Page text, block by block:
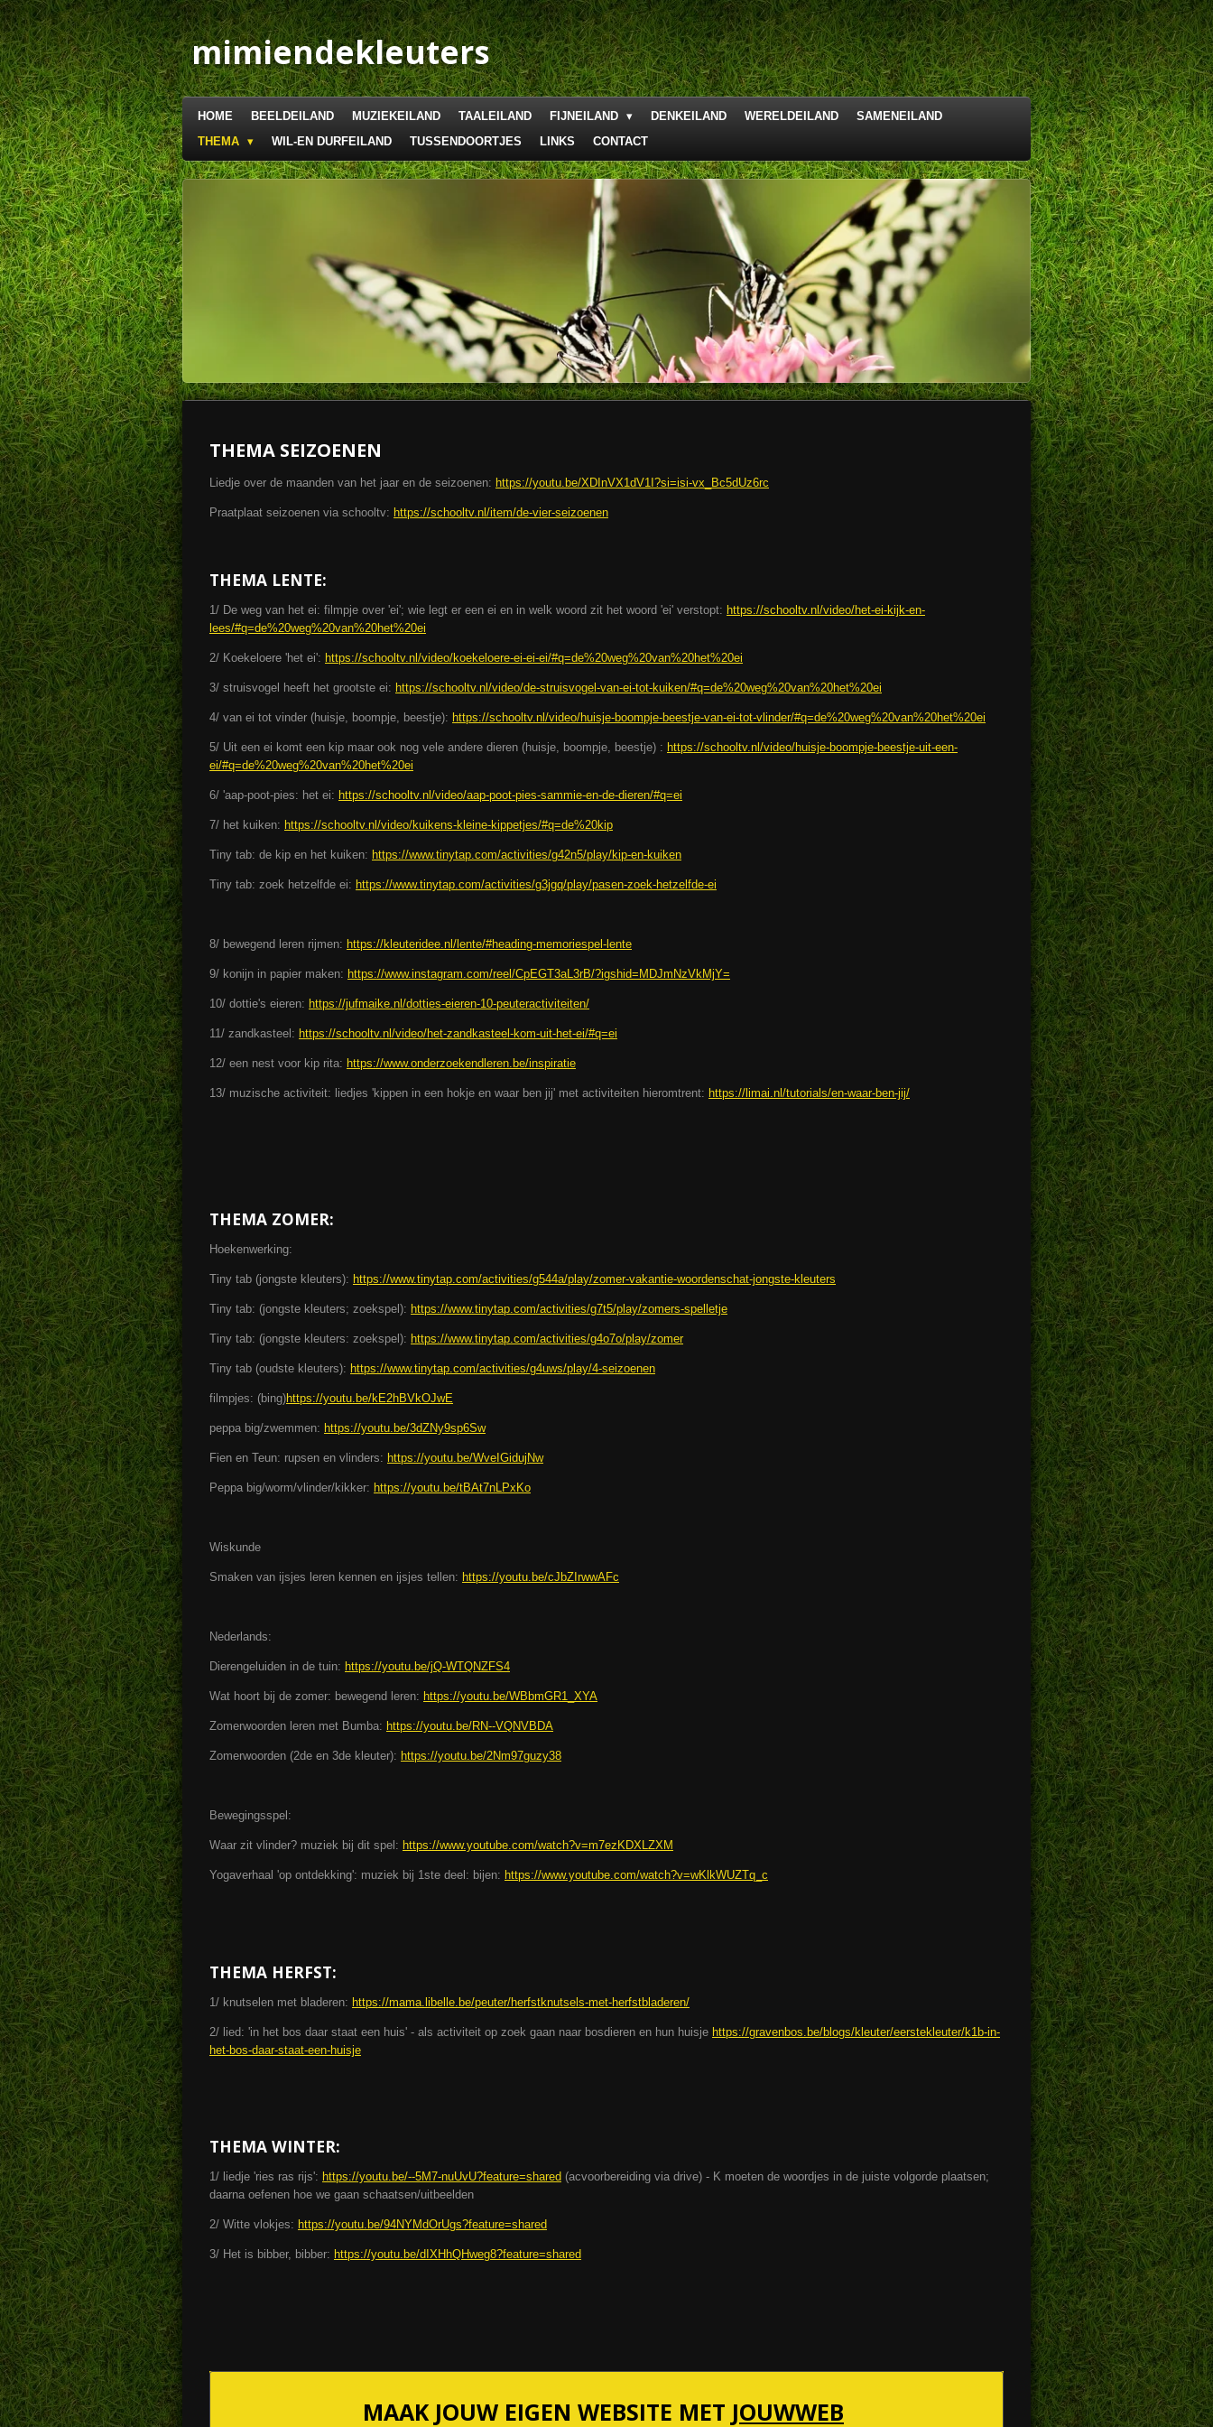
Ga
direct
naar
de
hoofdinhoud
mimiendekleuters
HOME BEELDEILAND MUZIEKEILAND TAALEILAND FIJNEILAND DENKEILAND WERELDEILAND
SAMENEILAND
THEMA
WIL-EN DURFEILAND TUSSENDOORTJES LINKS CONTACT
THEMA SEIZOENEN
Liedje over de maanden van het jaar en de seizoenen: https://youtu.be/XDInVX1dV1I?si=isi-vx_Bc5dUz6rc
Praatplaat seizoenen via schooltv: https://schooltv.nl/item/de-vier-seizoenen
THEMA LENTE:
1/ De weg van het ei: filmpje over 'ei'; wie legt er een ei en in welk woord zit het woord 'ei' verstopt: https://schooltv.nl/video/het-ei-kijk-en-
lees/#q=de%20weg%20van%20het%20ei
2/ Koekeloere 'het ei': https://schooltv.nl/video/koekeloere-ei-ei-ei/#q=de%20weg%20van%20het%20ei
3/ struisvogel heeft het grootste ei: https://schooltv.nl/video/de-struisvogel-van-ei-tot-kuiken/#q=de%20weg%20van%20het%20ei
4/ van ei tot vinder (huisje, boompje, beestje): https://schooltv.nl/video/huisje-boompje-beestje-van-ei-tot-vlinder/#q=de%20weg%20van%20het%20ei
5/ Uit een ei komt een kip maar ook nog vele andere dieren (huisje, boompje, beestje) : https://schooltv.nl/video/huisje-boompje-beestje-uit-een-
ei/#q=de%20weg%20van%20het%20ei
6/ 'aap-poot-pies: het ei: https://schooltv.nl/video/aap-poot-pies-sammie-en-de-dieren/#q=ei
7/ het kuiken: https://schooltv.nl/video/kuikens-kleine-kippetjes/#q=de%20kip
Tiny tab: de kip en het kuiken: https://www.tinytap.com/activities/g42n5/play/kip-en-kuiken
Tiny tab: zoek hetzelfde ei: https://www.tinytap.com/activities/g3jgq/play/pasen-zoek-hetzelfde-ei
8/ bewegend leren rijmen: https://kleuteridee.nl/lente/#heading-memoriespel-lente
9/ konijn in papier maken: https://www.instagram.com/reel/CpEGT3aL3rB/?igshid=MDJmNzVkMjY=
10/ dottie's eieren: https://jufmaike.nl/dotties-eieren-10-peuteractiviteiten/
11/ zandkasteel: https://schooltv.nl/video/het-zandkasteel-kom-uit-het-ei/#q=ei
12/ een nest voor kip rita: https://www.onderzoekendleren.be/inspiratie
13/ muzische activiteit: liedjes 'kippen in een hokje en waar ben jij' met activiteiten hieromtrent: https://limai.nl/tutorials/en-waar-ben-jij/
THEMA ZOMER:
Hoekenwerking:
Tiny tab (jongste kleuters): https://www.tinytap.com/activities/g544a/play/zomer-vakantie-woordenschat-jongste-kleuters
Tiny tab: (jongste kleuters; zoekspel): https://www.tinytap.com/activities/g7t5/play/zomers-spelletje
Tiny tab: (jongste kleuters: zoekspel): https://www.tinytap.com/activities/g4o7o/play/zomer
Tiny tab (oudste kleuters): https://www.tinytap.com/activities/g4uws/play/4-seizoenen
filmpjes: (bing)https://youtu.be/kE2hBVkOJwE
peppa big/zwemmen: https://youtu.be/3dZNy9sp6Sw
Fien en Teun: rupsen en vlinders: https://youtu.be/WveIGidujNw
Peppa big/worm/vlinder/kikker: https://youtu.be/tBAt7nLPxKo
Wiskunde
Smaken van ijsjes leren kennen en ijsjes tellen: https://youtu.be/cJbZIrwwAFc
Nederlands:
Dierengeluiden in de tuin: https://youtu.be/jQ-WTQNZFS4
Wat hoort bij de zomer: bewegend leren: https://youtu.be/WBbmGR1_XYA
Zomerwoorden leren met Bumba: https://youtu.be/RN--VQNVBDA
Zomerwoorden (2de en 3de kleuter): https://youtu.be/2Nm97guzy38
Bewegingsspel:
Waar zit vlinder? muziek bij dit spel: https://www.youtube.com/watch?v=m7ezKDXLZXM
Yogaverhaal 'op ontdekking': muziek bij 1ste deel: bijen: https://www.youtube.com/watch?v=wKlkWUZTq_c
THEMA HERFST:
1/ knutselen met bladeren: https://mama.libelle.be/peuter/herfstknutsels-met-herfstbladeren/
2/ lied: 'in het bos daar staat een huis' - als activiteit op zoek gaan naar bosdieren en hun huisje https://gravenbos.be/blogs/kleuter/eerstekleuter/k1b-in-
het-bos-daar-staat-een-huisje
THEMA WINTER:
1/ liedje 'ries ras rijs': https://youtu.be/--5M7-nuUvU?feature=shared (acvoorbereiding via drive) - K moeten de woordjes in de juiste volgorde plaatsen;
daarna oefenen hoe we gaan schaatsen/uitbeelden
2/ Witte vlokjes: https://youtu.be/94NYMdOrUgs?feature=shared
3/ Het is bibber, bibber: https://youtu.be/dIXHhQHweg8?feature=shared
MAAK JOUW EIGEN WEBSITE MET JOUWWEB